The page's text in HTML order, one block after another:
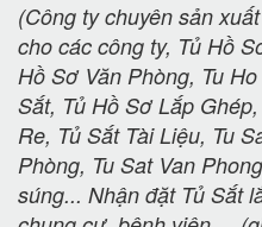
(Công ty chuyên sản
cho các công ty, Tủ Hồ
Hồ Sơ Văn Phòng, Tu
Sắt, Tủ Hồ Sơ Lắp
Re, Tủ Sắt Tài Liệu, Tu
Phòng, Tu Sat Van
súng... Nhận đặt Tủ Sắt